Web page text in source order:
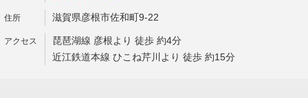
滋賀県彦根市佐和町9-22
琵琶湖線 彦根より 徒歩 約4分
近江鉄道本線 ひこね芹川より 徒歩 約15分